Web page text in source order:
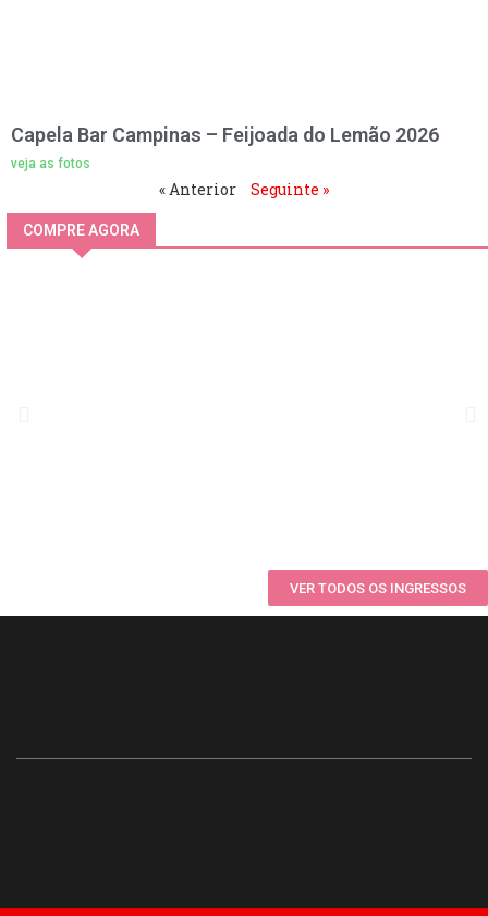
Capela Bar Campinas – Feijoada do Lemão 2026
veja as fotos
« Anterior Seguinte »
COMPRE AGORA
VER TODOS OS INGRESSOS